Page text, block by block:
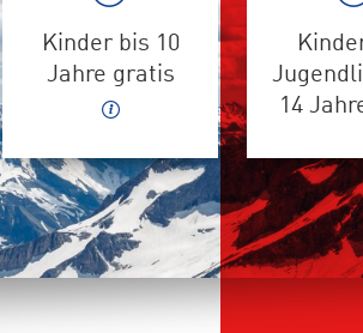
Kinder bis 10
Jahre gratis
14